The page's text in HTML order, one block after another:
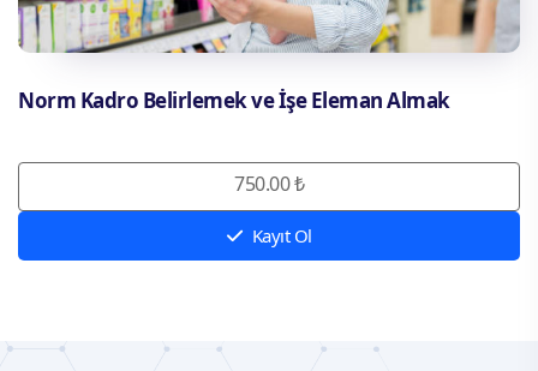
Norm Kadro Belirlemek ve İşe Eleman Almak
750.00 ₺
Kayıt Ol